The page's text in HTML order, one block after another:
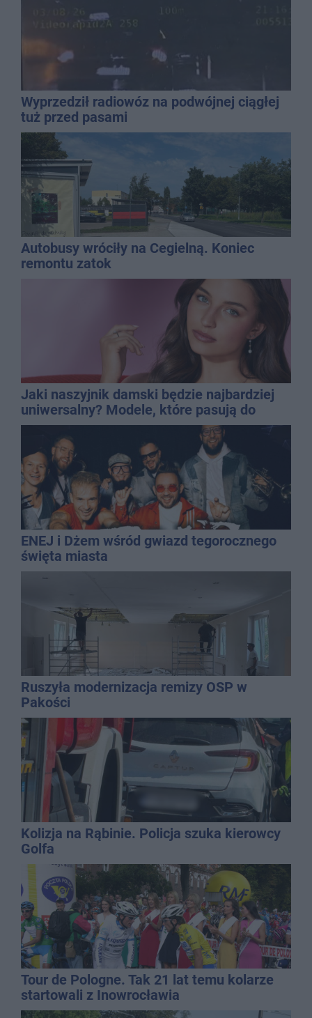
Wyprzedził radiowóz na podwójnej ciągłej
tuż przed pasami
Autobusy wróciły na Cegielną. Koniec
remontu zatok
Jaki naszyjnik damski będzie najbardziej
uniwersalny? Modele, które pasują do
wielu stylizacji
ENEJ i Dżem wśród gwiazd tegorocznego
święta miasta
Ruszyła modernizacja remizy OSP w
Pakości
Kolizja na Rąbinie. Policja szuka kierowcy
Golfa
Tour de Pologne. Tak 21 lat temu kolarze
startowali z Inowrocławia